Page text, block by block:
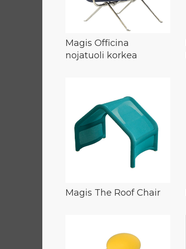
Magis Officina
nojatuoli korkea
Magis The Roof Chair